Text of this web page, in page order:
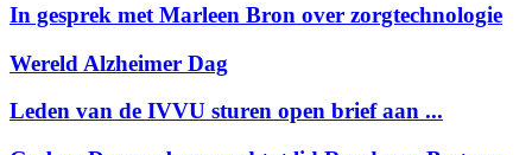
In gesprek met Marleen Bron over zorgtechnologie
Wereld Alzheimer Dag
Leden van de IVVU sturen open brief aan ...